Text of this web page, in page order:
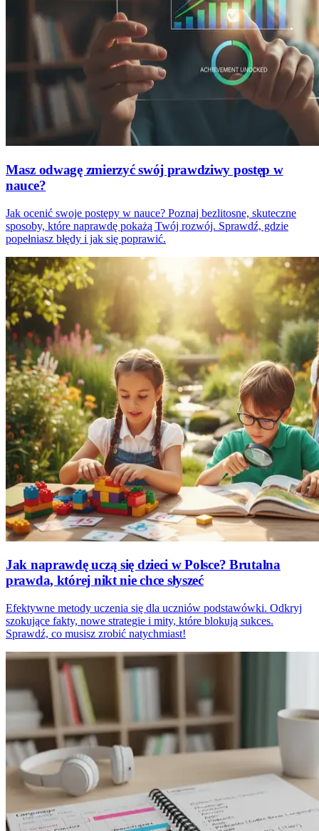
Masz odwagę zmierzyć swój prawdziwy postęp w
nauce?
Jak ocenić swoje postępy w nauce? Poznaj bezlitosne, skuteczne
sposoby, które naprawdę pokażą Twój rozwój. Sprawdź, gdzie
popełniasz błędy i jak się poprawić.
Jak naprawdę uczą się dzieci w Polsce? Brutalna
prawda, której nikt nie chce słyszeć
Efektywne metody uczenia się dla uczniów podstawówki. Odkryj
szokujące fakty, nowe strategie i mity, które blokują sukces.
Sprawdź, co musisz zrobić natychmiast!